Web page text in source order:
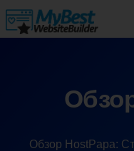
Обзор HostPapa: